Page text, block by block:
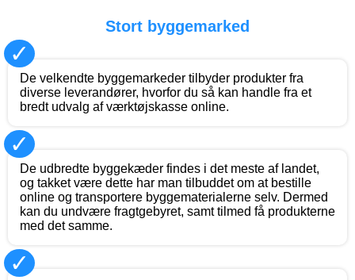
Stort byggemarked
✓
De velkendte byggemarkeder tilbyder produkter fra
diverse leverandører, hvorfor du så kan handle fra et
bredt udvalg af værktøjskasse online.
✓
De udbredte byggekæder findes i det meste af landet,
og takket være dette har man tilbuddet om at bestille
online og transportere byggematerialerne selv. Dermed
kan du undvære fragtgebyret, samt tilmed få produkterne
med det samme.
✓